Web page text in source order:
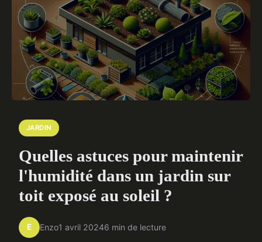
JARDIN
Quelles astuces pour maintenir
l'humidité dans un jardin sur
toit exposé au soleil ?
E Enzo1 avril 20246 min de lecture